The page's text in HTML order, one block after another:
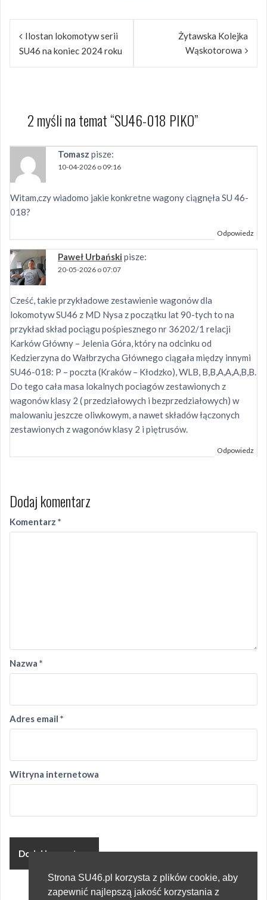
Nawigacja
wpisu
Ilostan lokomotyw serii
SU46 na koniec 2024 roku
Żytawska Kolejka
Wąskotorowa
2 myśli na temat “SU46-018 PIKO”
Tomasz pisze:
10-04-2026 o 09:16
Witam,czy wiadomo jakie konkretne wagony ciągnęła SU 46-
018?
Odpowiedz
Paweł Urbański pisze:
20-05-2026 o 07:07
Cześć, takie przykładowe zestawienie wagonów dla
lokomotyw SU46 z MD Nysa z początku lat 90-tych to na
przykład skład pociągu pośpiesznego nr 36202/1 relacji
Karków Główny – Jelenia Góra, który na odcinku od
Kedzierzyna do Wałbrzycha Głównego ciągała między innymi
SU46-018: P – poczta (Kraków – Kłodzko), WLB, B,B,A,A,A,B,B.
Do tego cała masa lokalnych pociagów zestawionych z
wagonów klasy 2 ( przedziałowych i bezprzedziałowych) w
malowaniu jeszcze oliwkowym, a nawet składów łączonych
zestawionych z wagonów klasy 2 i piętrusów.
Odpowiedz
Dodaj komentarz
Komentarz *
Nazwa *
Adres email *
Witryna internetowa
Strona SU46.pl korzysta z plików cookie, aby
zapewnić najlepszą jakość korzystania z